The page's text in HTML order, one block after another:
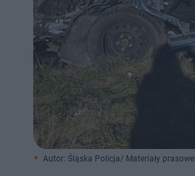
Autor: Śląska Policja/ Materiały prasowe